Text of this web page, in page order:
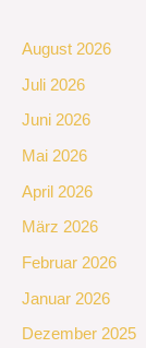
August 2026
Juli 2026
Juni 2026
Mai 2026
April 2026
März 2026
Februar 2026
Januar 2026
Dezember 2025